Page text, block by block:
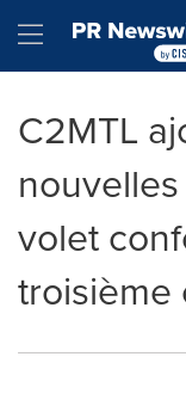
Hamburger
C2MTL
volet
troisième